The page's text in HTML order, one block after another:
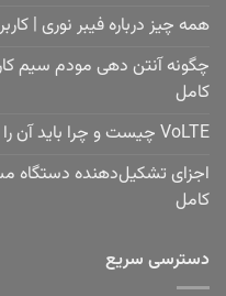
همه چیز درباره فیبر نوری |
چگونه آنتن دهی مودم سیم
کامل
VoLTE چیست و چرا باید آن را روی گوشی خود فعال کنید؟
اجزای تشکیل‌دهنده دستگاه
کامل
دسترسی سریع